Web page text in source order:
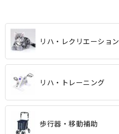
リハ・レクリエーション
リハ・トレーニング
歩行器・移動補助